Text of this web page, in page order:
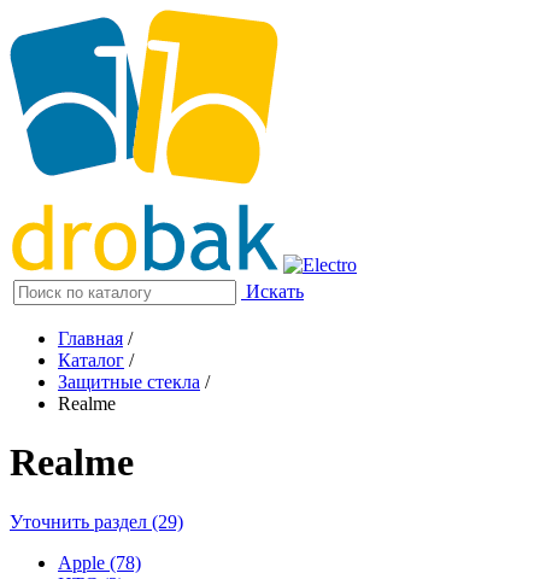
Искать
Главная /
Каталог /
Защитные стекла /
Realme
Realme
Уточнить раздел (29)
Apple (78)